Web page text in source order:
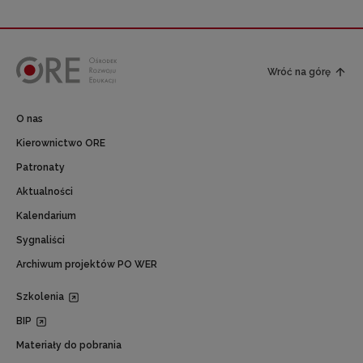
Wróć na górę
O nas
Kierownictwo ORE
Patronaty
Aktualności
Kalendarium
Sygnaliści
Archiwum projektów PO WER
Szkolenia
BIP
Materiały do pobrania